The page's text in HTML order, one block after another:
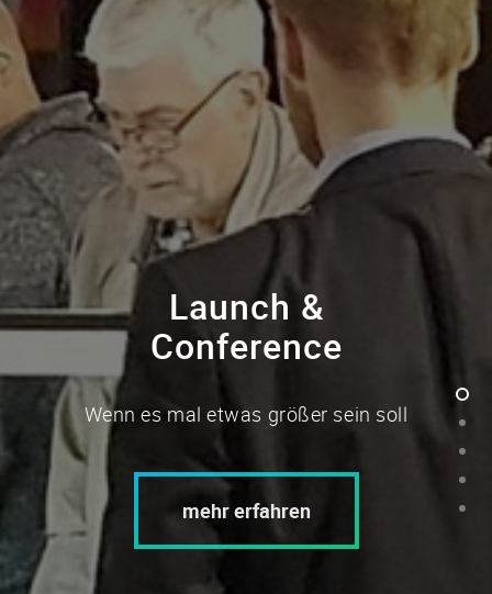
Launch &
Conference
Wenn es mal etwas größer sein soll
mehr erfahren